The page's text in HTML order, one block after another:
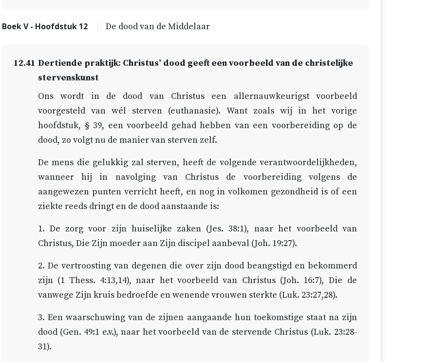
Boek V - Hoofdstuk 12 De dood van de Middelaar
12.41 Dertiende praktijk: Christus’ dood geeft een voorbeeld van de christelijke
stervenskunst
Ons wordt in de dood van Christus een allernauwkeurigst voorbeeld
voorgesteld van wél sterven (euthanasie). Want zoals wij in het vorige
hoofdstuk, § 39, een voorbeeld gehad hebben van een voorbereiding op de
dood, zo volgt nu de manier van sterven zelf.
De mens die gelukkig zal sterven, heeft de volgende verantwoordelijkheden,
wanneer hij in navolging van Christus de voorbereiding volgens de
aangewezen punten verricht heeft, en nog in volkomen gezondheid is of een
ziekte reeds dringt en de dood aanstaande is:
1. De zorg voor zijn huiselijke zaken (Jes. 38:1), naar het voorbeeld van
Christus, Die Zijn moeder aan Zijn discipel aanbeval (Joh. 19:27).
2. De vertroosting van degenen die over zijn dood beangstigd en bekommerd
zijn (1 Thess. 4:13,14), naar het voorbeeld van Christus (Joh. 16:7), Die de
vanwege Zijn kruis bedroefde en wenende vrouwen sterkte (Luk. 23:27,28).
3. Een waarschuwing van de zijnen aangaande hun toekomstige staat na zijn
dood (Gen. 49:1 e.v.), naar het voorbeeld van de stervende Christus (Luk. 23:28-
31).